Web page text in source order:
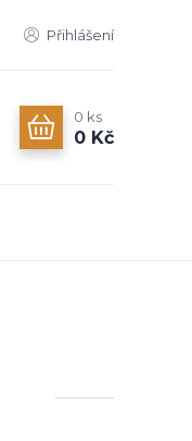
Přihlášení
0 ks
0 Kč